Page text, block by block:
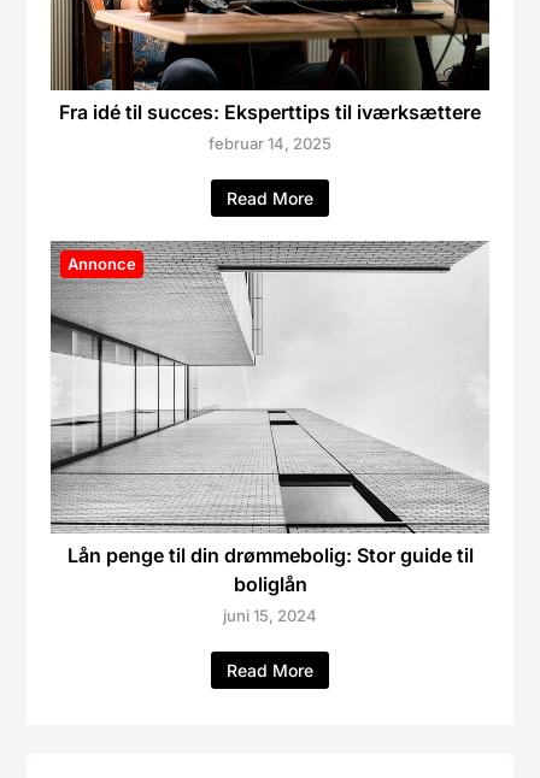
Fra idé til succes: Eksperttips til iværksættere
februar 14, 2025
Read More
Annonce
Lån penge til din drømmebolig: Stor guide til
boliglån
juni 15, 2024
Read More